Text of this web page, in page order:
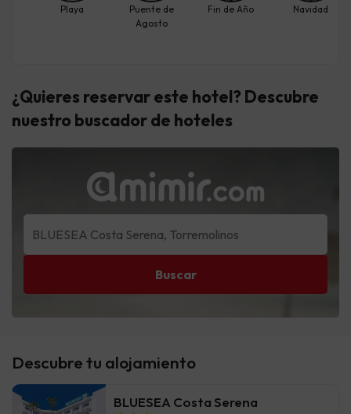
Descubre tu alojamiento
BLUESEA Costa Serena
Playa
Puente de
Agosto
Fin de Año Navidad
¿Quieres reservar este hotel? Descubre
nuestro buscador de hoteles
Buscar